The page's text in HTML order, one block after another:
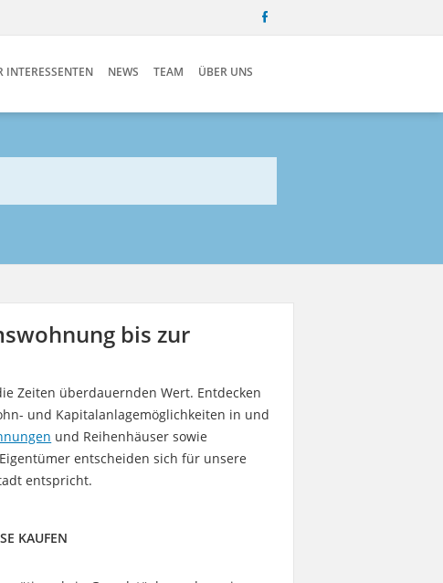
INTERESSENTEN NEWS TEAM ÜBER UNS
bis zur
Zeiten überdauernden Wert. Entdecken
und Kapitalanlagemöglichkeiten in und
und Reihenhäuser sowie
entscheiden sich für unsere
entspricht.
KAUFEN